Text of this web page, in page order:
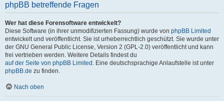
phpBB betreffende Fragen
Wer hat diese Forensoftware entwickelt?
Diese Software (in ihrer unmodifizierten Fassung) wurde von phpBB Limited
entwickelt und veröffentlicht. Sie ist urheberrechtlich geschützt. Sie wurde unter
der GNU General Public License, Version 2 (GPL-2.0) veröffentlicht und kann
frei vertrieben werden. Weitere Details findest du
auf der Seite von phpBB Limited . Eine deutschsprachige Anlaufstelle ist unter
phpBB.de zu finden.
Nach oben